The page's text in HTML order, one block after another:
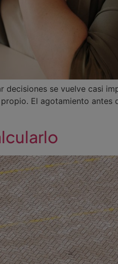
se vuelve casi
El agotamiento